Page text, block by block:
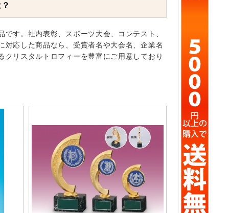
す。社内表彰、スポーツ大会、コンテスト、
応した商品なら、受賞者名や大会名、企業名
リスタルトロフィーを豊富にご用意しており